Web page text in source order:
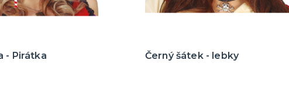
- Pirátka Černý šátek - lebky